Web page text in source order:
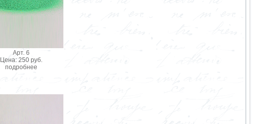
Арт. 6
Цена: 250 руб.
подробнее